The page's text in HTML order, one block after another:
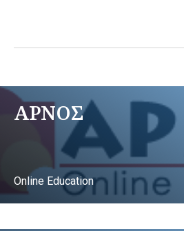
ΑΡΝΟΣ
Online Education